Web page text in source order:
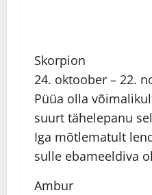
Skorpion
24. oktoober – 22.
Püüa olla
suurt tähelepanu
Iga mõtlematult
sulle ebameeldiva
Ambur